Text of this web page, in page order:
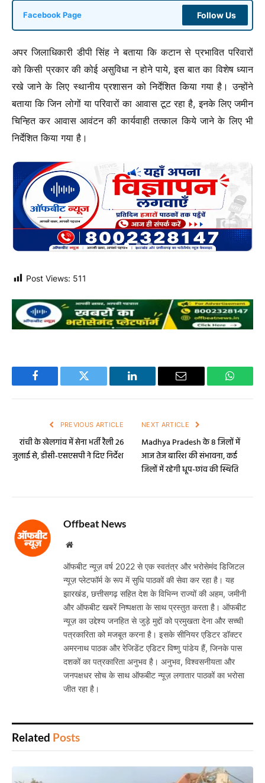
Facebook Page Follow Us
अपर जिलाधिकारी डीपी सिंह ने बताया कि कटान से प्रभावित परिवारों
को किसी प्रकार की कोई असुविधा न होने पाये, इस बात का विशेष ध्यान
रखे जाने के लिए स्थानीय प्रशासन को निर्देशित किया गया है। उन्होंने
बताया कि जिन लोगों या परिवारों का आवास टूट रहा है, इनके लिए जमीन
चिन्हित कर आवास आवंटन की कार्यवाही तत्काल किये जाने के लिए भी
निर्देशित किया गया है।
Post Views: 511
Facebook Twitter LinkedIn Email
PREVIOUS ARTICLE
रांची के खेलगांव में सेना भर्ती रैली 26
जुलाई से, डीसी-एसएसपी ने दिए निर्देश
NEXT ARTICLE
Madhya Pradesh के 8 जिलों में
आज तेज बारिश की संभावना, कई
जिलों में रहेगी धूप-छांव की स्थिति
Offbeat News
Website
ऑफबीट न्यूज़ वर्ष 2022 से एक स्वतंत्र और भरोसेमंद डिजिटल
न्यूज़ प्लेटफॉर्म के रूप में सुधि पाठकों की सेवा कर रहा है। यह
झारखंड, छत्तीसगढ़ सहित देश के विभिन्न राज्यों की अहम, जमीनी
और ऑफबीट खबरें निष्पक्षता के साथ प्रस्तुत करता है। ऑफबीट
न्यूज़ का उद्देश्य जनहित से जुड़े मुद्दों को प्रमुखता देना और सच्ची
पत्रकारिता को मजबूत करना है। इसके सीनियर एडिटर डॉक्टर
अमरनाथ पाठक और रेजिडेंट एडिटर विष्णु पांडेय हैं, जिनके पास
दशकों का पत्रकारिता अनुभव है। अनुभव, विश्वसनीयता और
जनपक्षधर सोच के साथ ऑफबीट न्यूज़ लगातार पाठकों का भरोसा
जीत रहा है।
Related Posts